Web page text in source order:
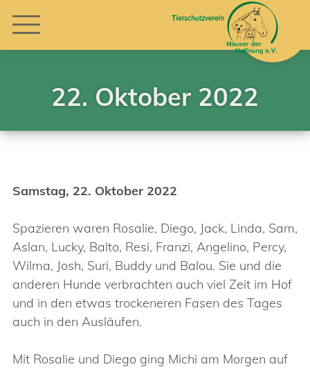
22. Oktober 2022
Samstag, 22. Oktober 2022
Spazieren waren Rosalie, Diego, Jack, Linda, Sam,
Aslan, Lucky, Balto, Resi, Franzi, Angelino, Percy,
Wilma, Josh, Suri, Buddy und Balou. Sie und die
anderen Hunde verbrachten auch viel Zeit im Hof
und in den etwas trockeneren Fasen des Tages
auch in den Ausläufen.
Mit Rosalie und Diego ging Michi am Morgen auf